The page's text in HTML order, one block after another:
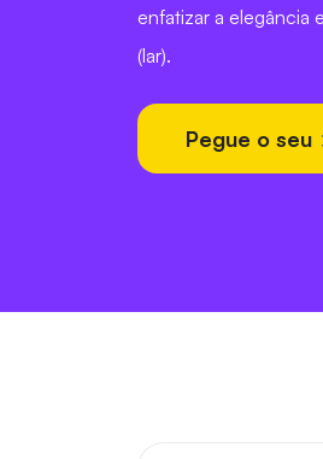
enfatizar a elegância
(lar).
Pegue o seu